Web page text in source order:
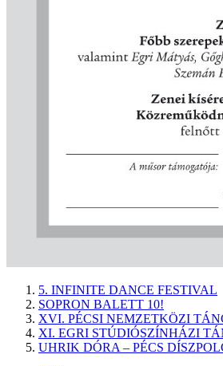
5. INFINITE DANCE FESTIVAL
SOPRON BALETT 10!
XVI. PÉCSI NEMZETKÖZI
XI. EGRI STÚDIÓSZÍNHÁZI
UHRIK DÓRA – PÉCS